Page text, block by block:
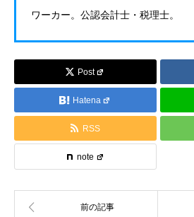
ワーカー。公認会計士・税理士。
Post
Hatena
RSS
note